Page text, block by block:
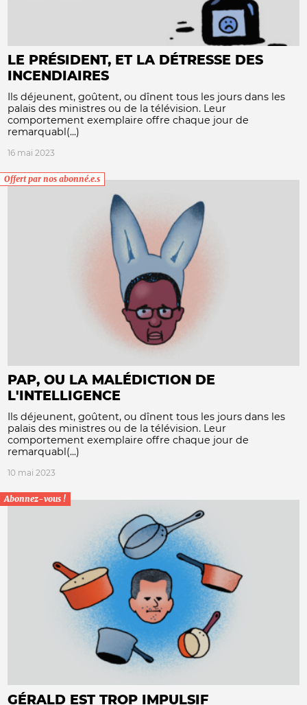
LE PRÉSIDENT, ET LA DÉTRESSE DES
INCENDIAIRES
Ils déjeunent, goûtent, ou dînent tous les jours dans les
palais des ministres ou de la télévision. Leur
comportement exemplaire offre chaque jour de
remarquabl(...)
16 mai 2023
Offert par nos abonné.e.s
PAP, OU LA MALÉDICTION DE
L'INTELLIGENCE
Ils déjeunent, goûtent, ou dînent tous les jours dans les
palais des ministres ou de la télévision. Leur
comportement exemplaire offre chaque jour de
remarquabl(...)
10 mai 2023
Abonnez-vous !
GÉRALD EST TROP IMPULSIF